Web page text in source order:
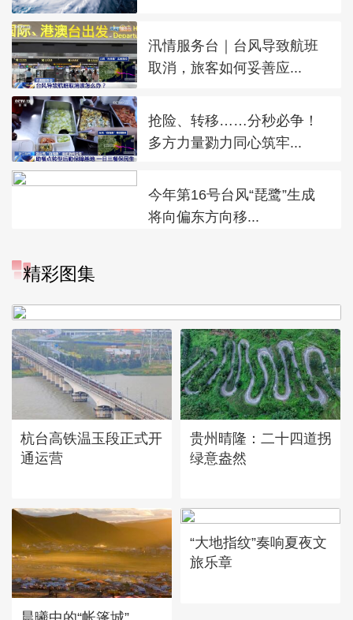
汛情服务台｜台风导致航班
取消，旅客如何妥善应...
抢险、转移……分秒必争！
多方力量勠力同心筑牢...
今年第16号台风“琵鹭”生成
将向偏东方向移...
精彩图集
杭台高铁温玉段正式开
通运营
贵州晴隆：二十四道拐
绿意盎然
“大地指纹”奏响夏夜文
旅乐章